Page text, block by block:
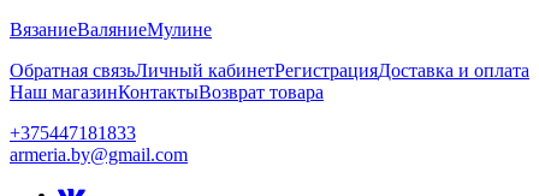
ВязаниеВаляниеМулине
Обратная связьЛичный кабинетРегистрацияДоставка и оплата
Наш магазинКонтактыВозврат товара
+375447181833
armeria.by@gmail.com